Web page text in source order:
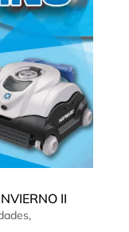
II
,